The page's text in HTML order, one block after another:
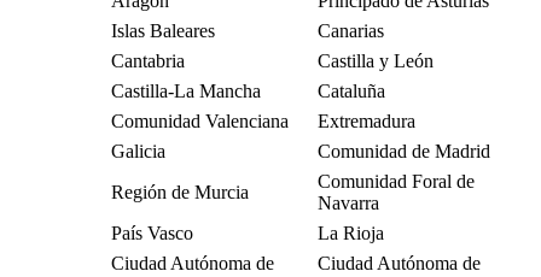
Islas Baleares
Canarias
Cantabria
Castilla y León
Castilla-La Mancha
Cataluña
Comunidad Valenciana
Extremadura
Galicia
Comunidad de Madrid
Región de Murcia
Comunidad Foral de
Navarra
País Vasco
La Rioja
Ciudad Autónoma de
Ciudad Autónoma de